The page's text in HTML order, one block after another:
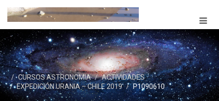
CURSOS ASTRONOMIA
ACTIVIDADES
EXPEDICIÓN URANIA – CHILE 2019
P1090610